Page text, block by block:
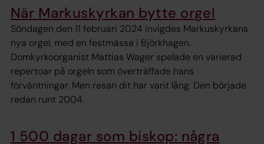
När Markuskyrkan bytte orgel
Söndagen den 11 februari 2024 invigdes Markuskyrkans
nya orgel, med en festmässa i Björkhagen.
Domkyrkoorganist Mattias Wager spelade en varierad
repertoar på orgeln som överträffade hans
förväntningar. Men resan dit har varit lång. Den började
redan runt 2004.
1 500 dagar som biskop: några